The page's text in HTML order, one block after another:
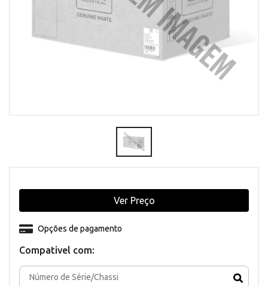
Compativel com:
Opções de pagamento
Ver Preço